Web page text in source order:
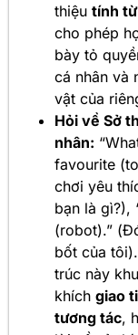
thiệu tính
cho phép
bày tỏ
cá nhân và
vật của
Hỏi về Sở
nhân:
favourite
chơi yêu
bạn là gì?),
(robot).”
bốt của
trúc này
khích giao
tương tác,